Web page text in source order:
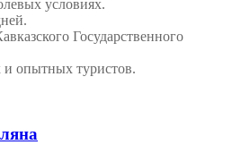
условиях.
Государственного
опытных туристов.